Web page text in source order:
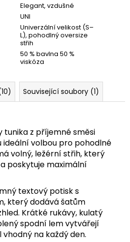
Elegant, vzdušné
UNI
Univerzální velikost (S–
L), pohodlný oversize
střih
50 % bavlna 50 %
viskóza
Související soubory (1)
tunika z příjemné směsi
ideální volbou pro pohodlné
volný, ležérní střih, který
poskytuje maximální
textový potisk s
který dodává šatům
Krátké rukávy, kulatý
spodní lem vytvářejí
na každý den.